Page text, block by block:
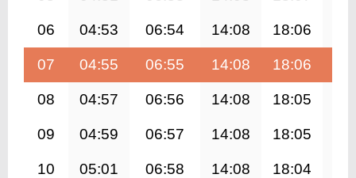
06 04:53 06:54 14:08 18:06
07 04:55 06:55 14:08 18:06
08 04:57 06:56 14:08 18:05
09 04:59 06:57 14:08 18:05
10 05:01 06:58 14:08 18:04